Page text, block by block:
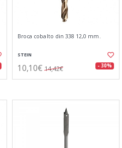
Broca cobalto din 338 12,0 mm.
STEIN
10,10€ 14,42€ - 30%